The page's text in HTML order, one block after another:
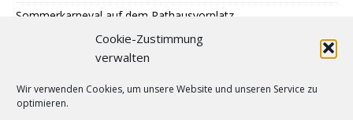
Cookie-Zustimmung
verwalten
Wir verwenden Cookies, um unsere Website und unseren Service zu
optimieren.
Sommerkarneval auf dem Rathausvorplatz
LAUT Finissage im Kunstbüdchen
Treffen Sternenkinder-Ratingen
SPD: Besuch bei Johann + Wittmer